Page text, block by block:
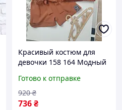
Красивый костюм для
девочки 158 164 Модный
летний костюм шорты и
блузка топ
Готово к отправке
736₴
920 ₴